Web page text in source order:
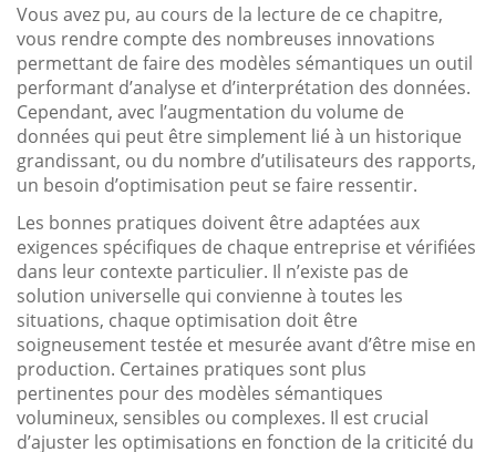
Vous avez pu, au cours de la lecture de ce chapitre,
vous rendre compte des nombreuses innovations
permettant de faire des modèles sémantiques un outil
performant d’analyse et d’interprétation des données.
Cependant, avec l’augmentation du volume de
données qui peut être simplement lié à un historique
grandissant, ou du nombre d’utilisateurs des rapports,
un besoin d’optimisation peut se faire ressentir.
Les bonnes pratiques doivent être adaptées aux
exigences spécifiques de chaque entreprise et vérifiées
dans leur contexte particulier. Il n’existe pas de
solution universelle qui convienne à toutes les
situations, chaque optimisation doit être
soigneusement testée et mesurée avant d’être mise en
production. Certaines pratiques sont plus
pertinentes pour des modèles sémantiques
volumineux, sensibles ou complexes. Il est crucial
d’ajuster les optimisations en fonction de la criticité du